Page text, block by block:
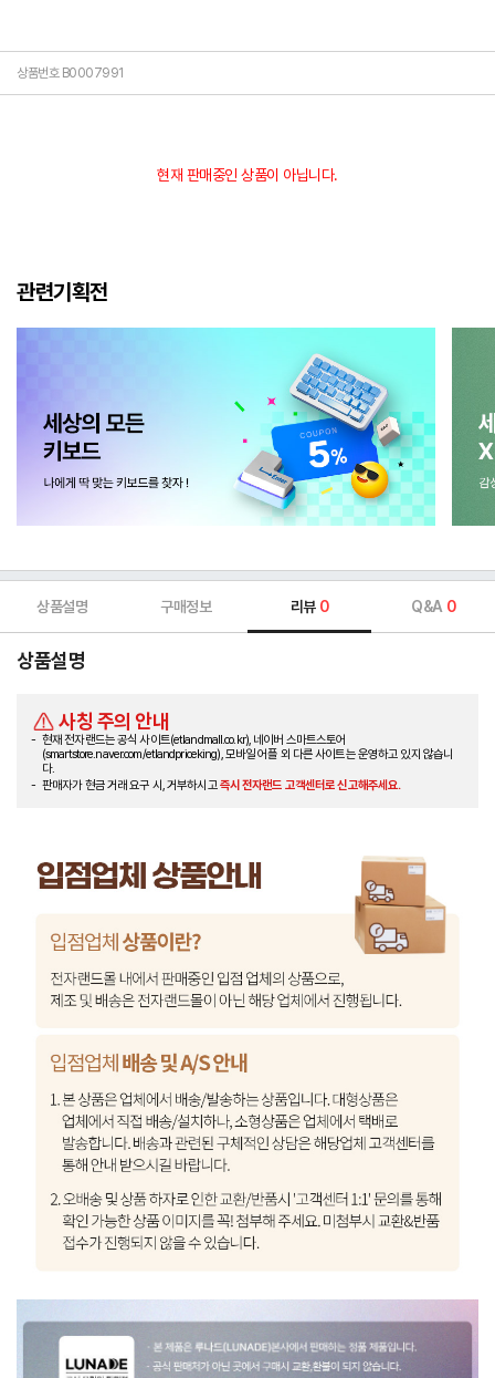
상품번호 B0007991
현재 판매중인 상품이 아닙니다.
관련기획전
상품설명 구매정보 리뷰 0 Q&A 0
상품설명
사칭 주의 안내
현재 전자랜드는 공식 사이트(etlandmall.co.kr), 네이버 스마트스토어
(smartstore.naver.com/etlandpriceking), 모바일 어플 외 다른 사이트는 운영하고 있지 않습니
다.
판매자가 현금 거래 요구 시, 거부하시고즉시 전자랜드 고객센터로 신고해주세요.